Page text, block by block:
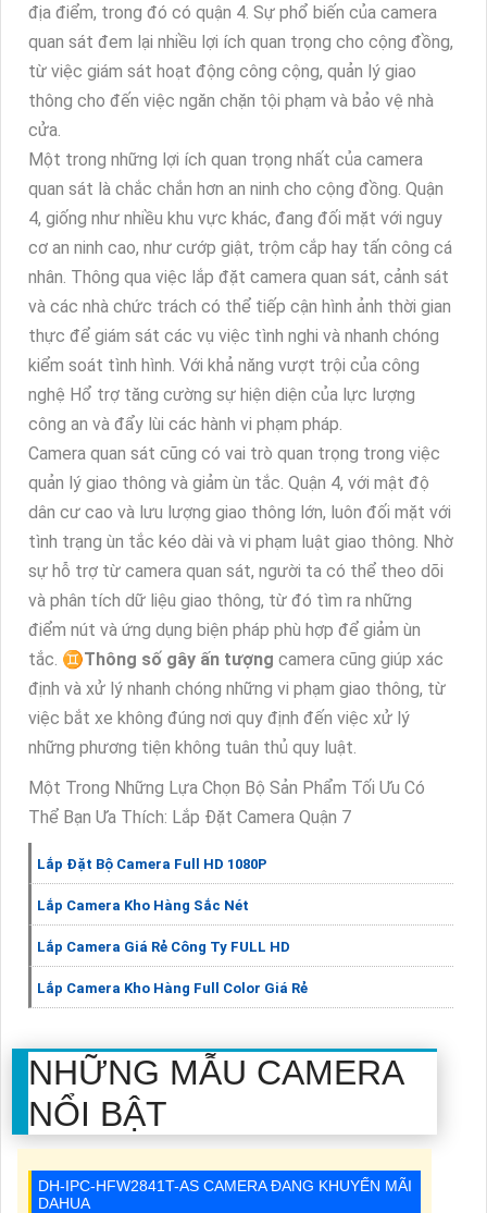
địa điểm, trong đó có quận 4. Sự phổ biến của camera
quan sát đem lại nhiều lợi ích quan trọng cho cộng đồng,
từ việc giám sát hoạt động công cộng, quản lý giao
thông cho đến việc ngăn chặn tội phạm và bảo vệ nhà
cửa.
Một trong những lợi ích quan trọng nhất của camera
quan sát là chắc chắn hơn an ninh cho cộng đồng. Quận
4, giống như nhiều khu vực khác, đang đối mặt với nguy
cơ an ninh cao, như cướp giật, trộm cắp hay tấn công cá
nhân. Thông qua việc lắp đặt camera quan sát, cảnh sát
và các nhà chức trách có thể tiếp cận hình ảnh thời gian
thực để giám sát các vụ việc tình nghi và nhanh chóng
kiểm soát tình hình. Với khả năng vượt trội của công
nghệ Hổ trợ tăng cường sự hiện diện của lực lượng
công an và đẩy lùi các hành vi phạm pháp.
Camera quan sát cũng có vai trò quan trọng trong việc
quản lý giao thông và giảm ùn tắc. Quận 4, với mật độ
dân cư cao và lưu lượng giao thông lớn, luôn đối mặt với
tình trạng ùn tắc kéo dài và vi phạm luật giao thông. Nhờ
sự hỗ trợ từ camera quan sát, người ta có thể theo dõi
và phân tích dữ liệu giao thông, từ đó tìm ra những
điểm nút và ứng dụng biện pháp phù hợp để giảm ùn
tắc. ♊Thông số gây ấn tượng camera cũng giúp xác
định và xử lý nhanh chóng những vi phạm giao thông, từ
việc bắt xe không đúng nơi quy định đến việc xử lý
những phương tiện không tuân thủ quy luật.
Một Trong Những Lựa Chọn Bộ Sản Phẩm Tối Ưu Có
Thể Bạn Ưa Thích: Lắp Đặt Camera Quận 7
Lắp Đặt Bộ Camera Full HD 1080P
Lắp Camera Kho Hàng Sắc Nét
Lắp Camera Giá Rẻ Công Ty FULL HD
Lắp Camera Kho Hàng Full Color Giá Rẻ
NHỮNG MẪU CAMERA
NỔI BẬT
DH-IPC-HFW2841T-AS CAMERA ĐANG KHUYẾN MÃI
DAHUA